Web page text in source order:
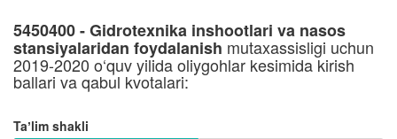
5450400 - Gidrotexnika inshootlari va nasos
stansiyalaridan foydalanish mutaxassisligi uchun
2019-2020 o‘quv yilida oliygohlar kesimida kirish
ballari va qabul kvotalari:
Taʼlim shakli